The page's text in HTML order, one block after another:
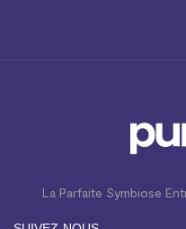
La Parfaite Symbiose